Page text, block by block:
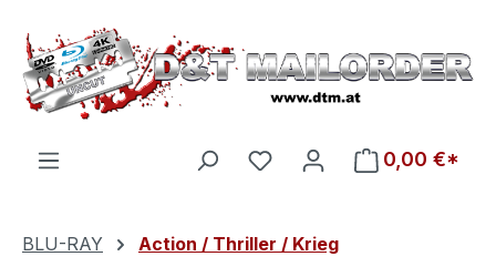
Zum Hauptinhalt springen
Du hast 0 Produkte auf
0,00 €*
BLU-RAY Action / Thriller / Krieg